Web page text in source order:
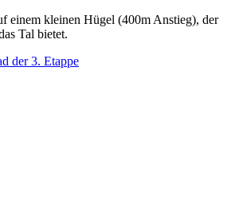
einem kleinen Hügel (400m Anstieg), der
Tal bietet.
der 3. Etappe